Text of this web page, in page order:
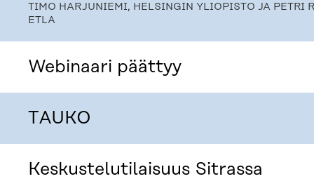
TIMO HARJUNIEMI, HELSINGIN YLIOPISTO JA PETRI
ETLA
Webinaari päättyy
TAUKO
Keskustelutilaisuus Sitrassa